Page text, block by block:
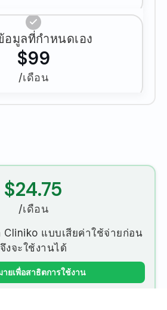
อมูลที่กำหนดเอง
$99
/เดือน
$24.75
/เดือน
Cliniko แบบเสียค่าใช้จ่ายก่อน
จึงจะใช้งานได้
ยเพื่อสาธิตการใช้งาน